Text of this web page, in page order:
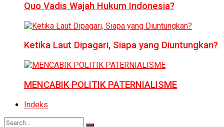
Quo Vadis Wajah Hukum Indonesia?
Ketika Laut Dipagari, Siapa yang Diuntungkan?
MENCABIK POLITIK PATERNIALISME
Indeks